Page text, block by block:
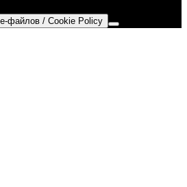
файлов / Cookie Policy